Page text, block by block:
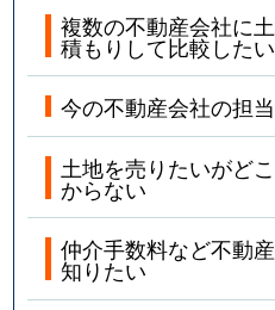
複数の不動産会社に
積もりして比較したい
今の不動産会社の担
土地を売りたいがど
からない
仲介手数料など不動
知りたい